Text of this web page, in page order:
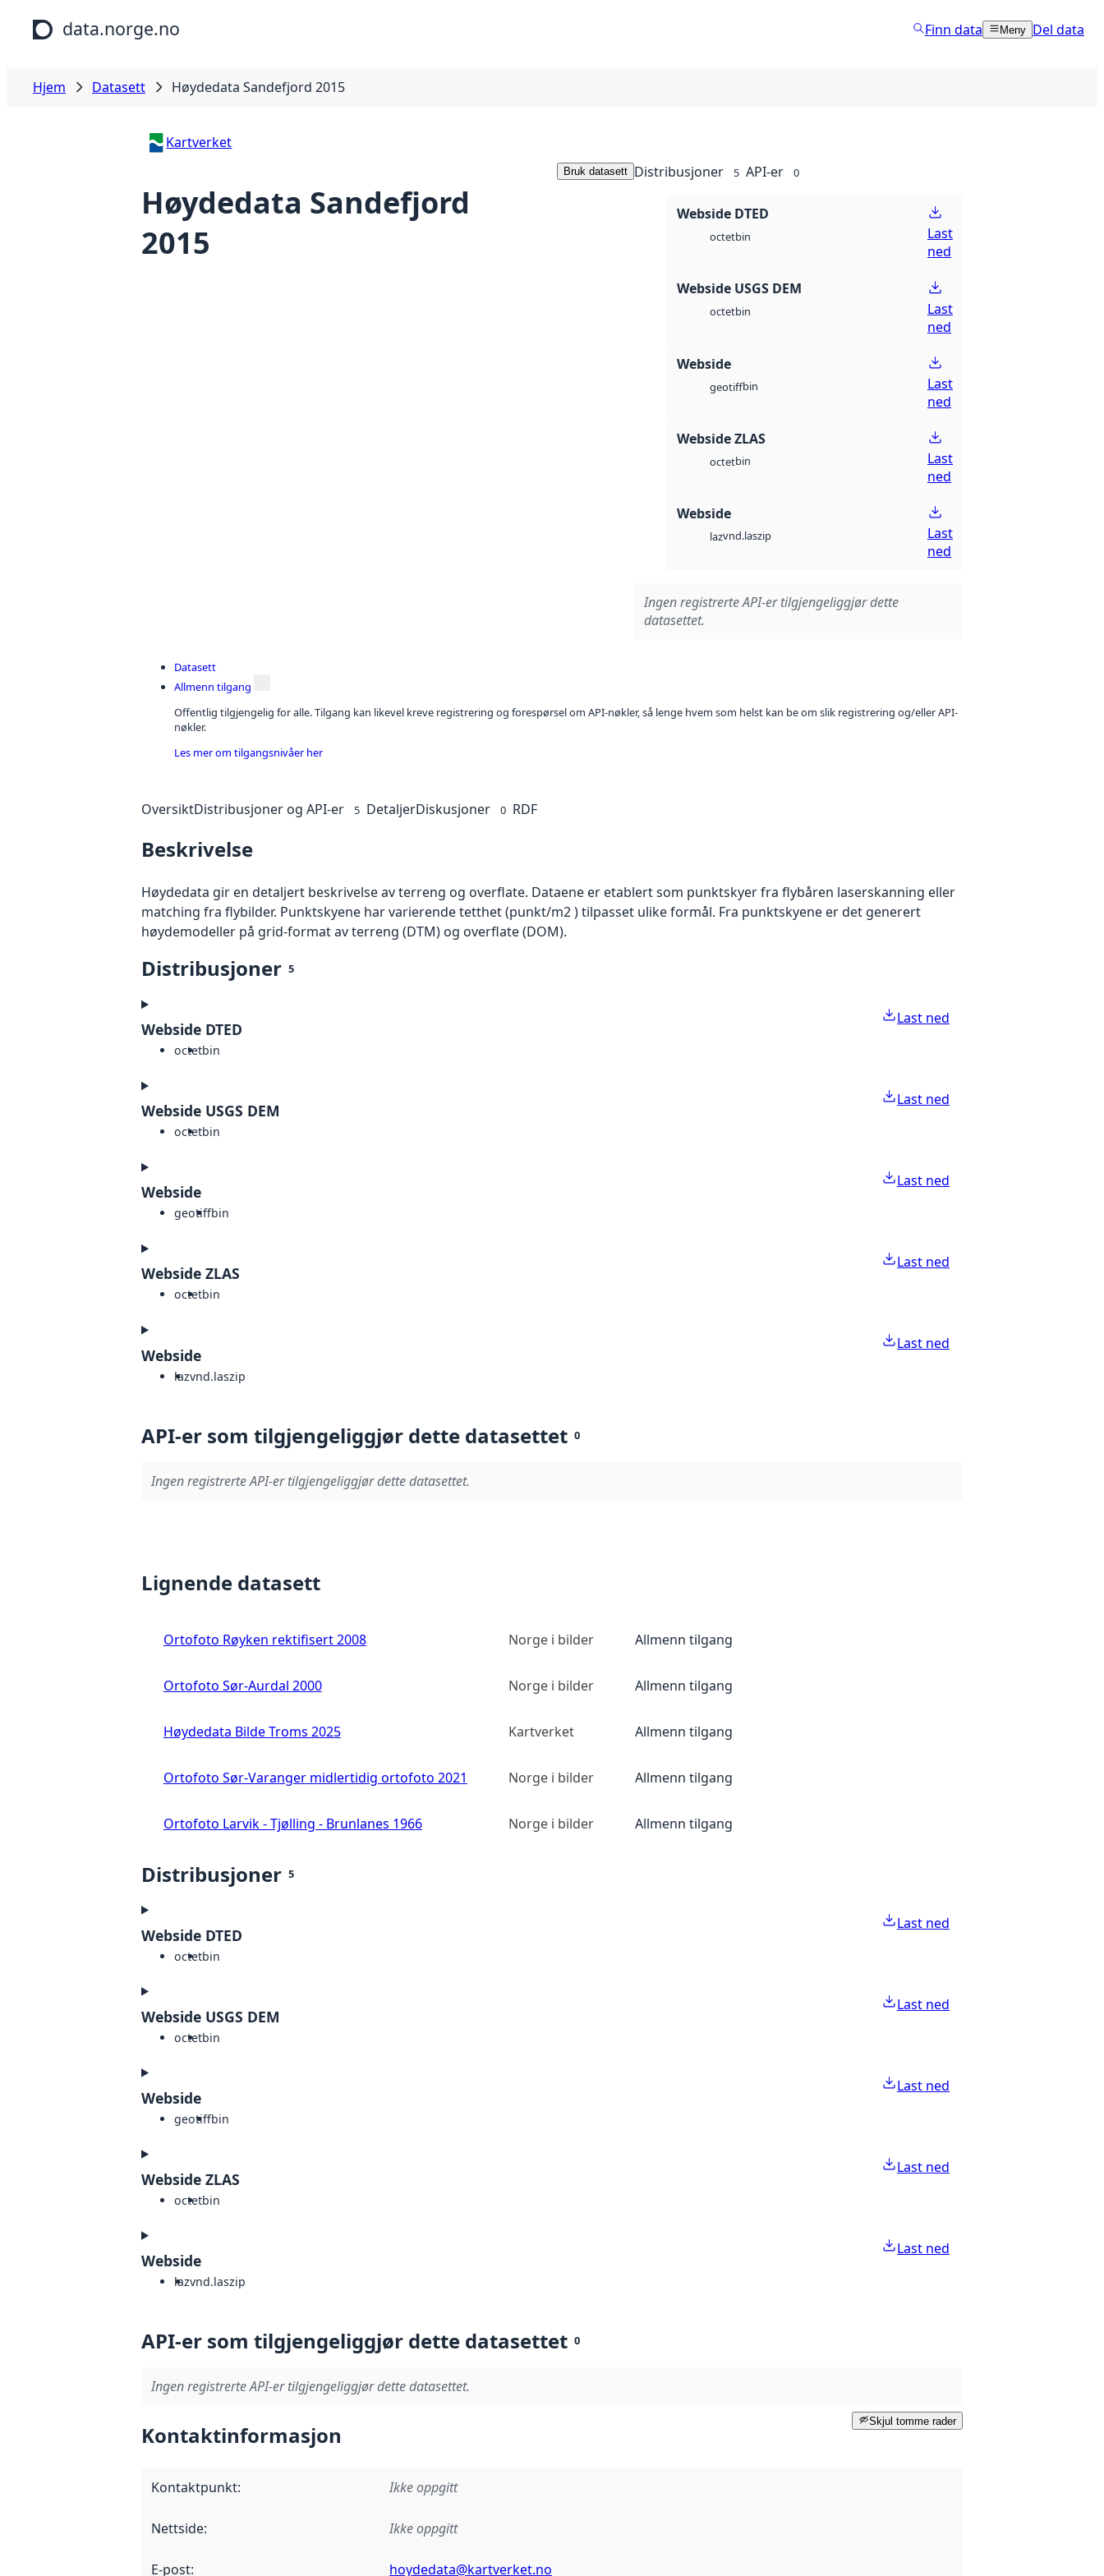
Hopp til hovedinnhold
data.norge.no Finn data Meny Del data
Hjem Datasett Høydedata Sandefjord 2015
Kartverket
Høydedata Sandefjord
2015
Bruk datasett Distribusjoner 5 API-er 0
Webside DTED
octetbin
Last
ned
Webside USGS DEM
octetbin
Last
ned
Webside
geotiffbin
Last
ned
Webside ZLAS
octetbin
Last
ned
Webside
lazvnd.laszip
Last
ned
Ingen registrerte API-er tilgjengeliggjør dette
datasettet.
Datasett
Allmenn tilgang
Offentlig tilgjengelig for alle. Tilgang kan likevel kreve registrering og forespørsel om API-nøkler, så lenge hvem som helst kan be om slik registrering og/eller API-
nøkler.
Les mer om tilgangsnivåer her
OversiktDistribusjoner og API-er 5 DetaljerDiskusjoner 0 RDF
Beskrivelse
Høydedata gir en detaljert beskrivelse av terreng og overflate. Dataene er etablert som punktskyer fra flybåren laserskanning eller
matching fra flybilder. Punktskyene har varierende tetthet (punkt/m2 ) tilpasset ulike formål. Fra punktskyene er det generert
høydemodeller på grid-format av terreng (DTM) og overflate (DOM).
Distribusjoner 5
Webside DTED
octetbin
Last ned
Webside USGS DEM
octetbin
Last ned
Webside
geotiffbin
Last ned
Webside ZLAS
octetbin
Last ned
Webside
lazvnd.laszip
Last ned
API-er som tilgjengeliggjør dette datasettet 0
Ingen registrerte API-er tilgjengeliggjør dette datasettet.
Lignende datasett
Ortofoto Røyken rektifisert 2008 Norge i bilder Allmenn tilgang
Ortofoto Sør-Aurdal 2000 Norge i bilder Allmenn tilgang
Høydedata Bilde Troms 2025 Kartverket Allmenn tilgang
Ortofoto Sør-Varanger midlertidig ortofoto 2021 Norge i bilder Allmenn tilgang
Ortofoto Larvik - Tjølling - Brunlanes 1966 Norge i bilder Allmenn tilgang
Distribusjoner 5
Webside DTED
octetbin
Last ned
Webside USGS DEM
octetbin
Last ned
Webside
geotiffbin
Last ned
Webside ZLAS
octetbin
Last ned
Webside
lazvnd.laszip
Last ned
API-er som tilgjengeliggjør dette datasettet 0
Ingen registrerte API-er tilgjengeliggjør dette datasettet.
Skjul tomme rader
Kontaktinformasjon
Kontaktpunkt: Ikke oppgitt
Nettside: Ikke oppgitt
E-post: hoydedata@kartverket.no